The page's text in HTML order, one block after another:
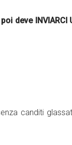
deve INVIARCI
canditi